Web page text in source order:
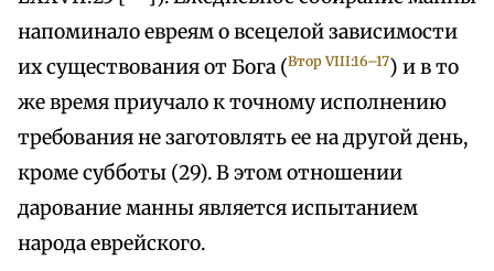
напоминало евреям о всецелой зависимости
их существования от Бога (Втор VIII:16–17) и в то
же время приучало к точному исполнению
требования не заготовлять ее на другой день,
кроме субботы (29). В этом отношении
дарование манны является испытанием
народа еврейского.